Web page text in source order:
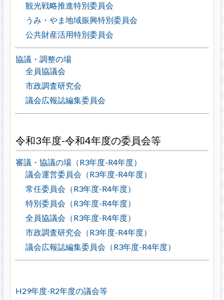
観光戦略推進特別委員会
うみ・やま地域振興特別委員会
公共財産活用特別委員会
協議・調整の場
全員協議会
市政調査研究会
議会広報誌編集委員会
令和3年度-令和4年度の委員会等
審議・協議の場（R3年度-R4年度）
議会運営委員会（R3年度-R4年度）
常任委員会（R3年度-R4年度）
特別委員会（R3年度-R4年度）
全員協議会（R3年度-R4年度）
市政調査研究会（R3年度-R4年度）
議会広報誌編集委員会（R3年度-R4年度）
H29年度-R2年度の議会等